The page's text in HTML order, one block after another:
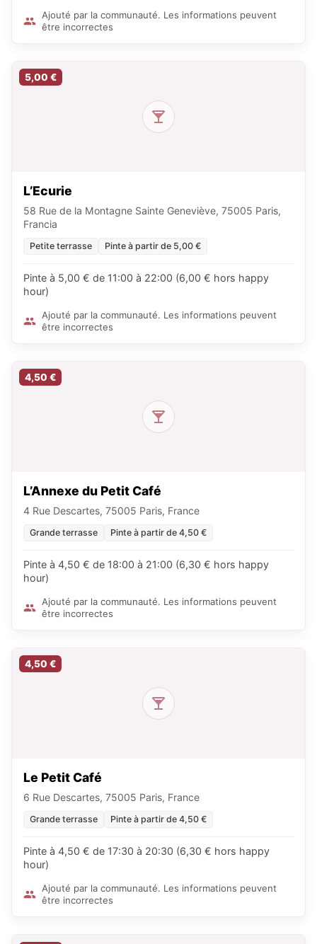
Ajouté par la communauté. Les informations peuvent
être incorrectes
5,00 €
L’Ecurie
58 Rue de la Montagne Sainte Geneviève, 75005 Paris,
Francia
Petite terrasse Pinte à partir de 5,00 €
Pinte à 5,00 € de 11:00 à 22:00 (6,00 € hors happy
hour)
Ajouté par la communauté. Les informations peuvent
être incorrectes
4,50 €
L’Annexe du Petit Café
4 Rue Descartes, 75005 Paris, France
Grande terrasse Pinte à partir de 4,50 €
Pinte à 4,50 € de 18:00 à 21:00 (6,30 € hors happy
hour)
Ajouté par la communauté. Les informations peuvent
être incorrectes
4,50 €
Le Petit Café
6 Rue Descartes, 75005 Paris, France
Grande terrasse Pinte à partir de 4,50 €
Pinte à 4,50 € de 17:30 à 20:30 (6,30 € hors happy
hour)
Ajouté par la communauté. Les informations peuvent
être incorrectes